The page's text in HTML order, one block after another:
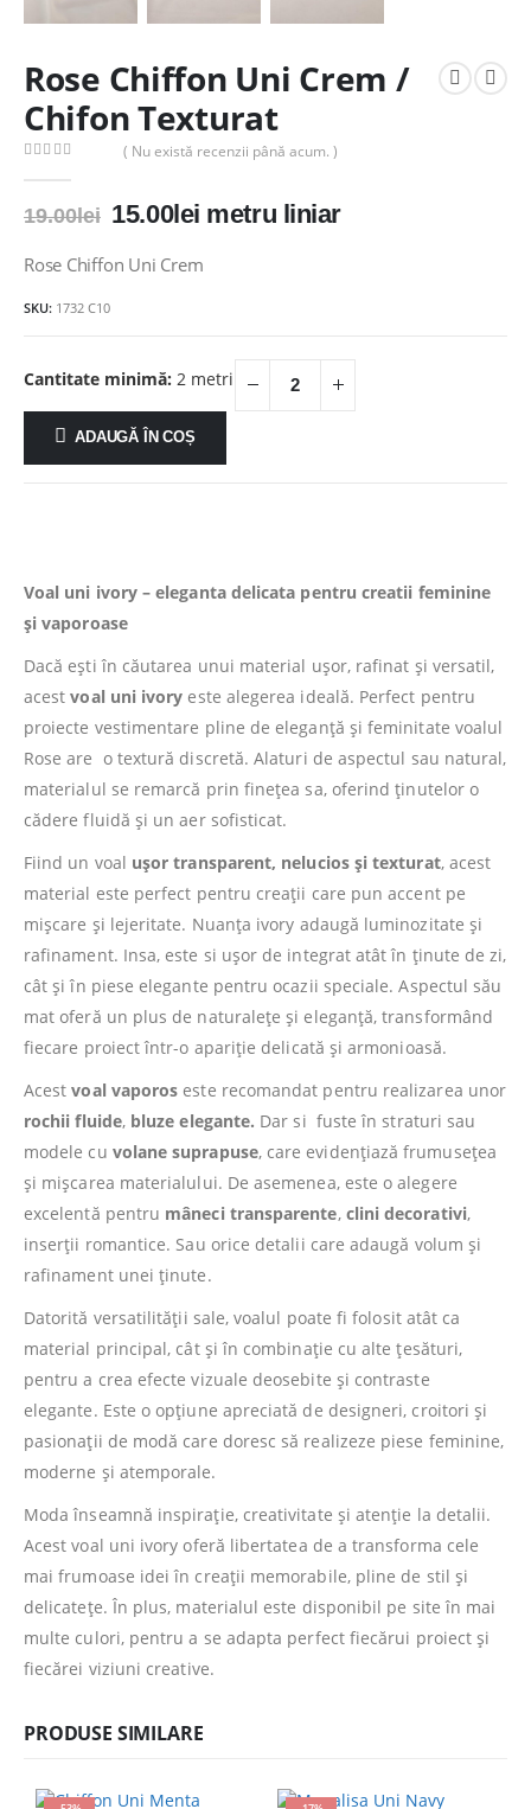
Rose Chiffon Uni Crem /
Chifon Texturat
( Nu există recenzii până acum. )
19.00lei Prețul
a
15.00leiPrețul
este:
metru liniar
Rose Chiffon Uni Crem
SKU: 1732 C10
Cantitate minimă: 2 metri
ADAUGĂ ÎN COȘ
Voal uni ivory – eleganta delicata pentru creatii feminine
și vaporoase
Dacă ești în căutarea unui material ușor, rafinat și versatil,
acestvoal uni ivory este alegerea ideală. Perfect pentru
proiecte vestimentare pline de eleganță și feminitate voalul
Rose are o textură discretă. Alaturi de aspectul sau natural,
materialul se remarcă prin finețea sa, oferind ținutelor o
cădere fluidă și un aer sofisticat.
Fiind un voal ușor transparent, nelucios și texturat, acest
material este perfect pentru creații care pun accent pe
mișcare și lejeritate. Nuanța ivory adaugă luminozitate și
rafinament. Insa, este si ușor de integrat atât în ținute de zi,
cât și în piese elegante pentru ocazii speciale. Aspectul său
mat oferă un plus de naturalețe și eleganță, transformând
fiecare proiect într-o apariție delicată și armonioasă.
Acestvoal vaporos este recomandat pentru realizarea unor
rochii fluide, bluze elegante. Dar si fuste în straturi sau
modele cu volane suprapuse, care evidențiază frumusețea
și mișcarea materialului. De asemenea, este o alegere
excelentă pentru mâneci transparente, clini decorativi,
inserții romantice. Sau orice detalii care adaugă volum și
rafinament unei ținute.
Datorită versatilității sale, voalul poate fi folosit atât ca
material principal, cât și în combinație cu alte țesături,
pentru a crea efecte vizuale deosebite și contraste
elegante. Este o opțiune apreciată de designeri, croitori și
pasionații de modă care doresc să realizeze piese feminine,
moderne și atemporale.
Moda înseamnă inspirație, creativitate și atenție la detalii.
Acest voal uni ivory oferă libertatea de a transforma cele
mai frumoase idei în creații memorabile, pline de stil și
delicatețe. În plus, materialul este disponibil pe site în mai
multe culori, pentru a se adapta perfect fiecărui proiect și
fiecărei viziuni creative.
PRODUSE SIMILARE